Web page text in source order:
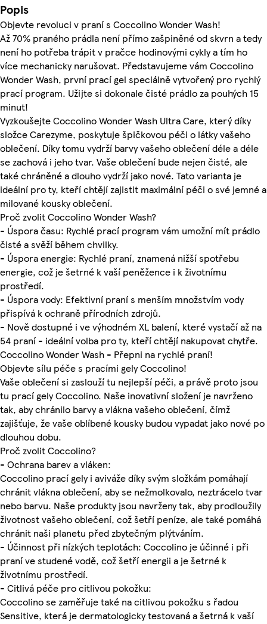
Popis
Objevte revoluci v praní s Coccolino Wonder Wash!
Až 70% praného prádla není přímo zašpiněné od skvrn a tedy
není ho potřeba trápit v pračce hodinovými cykly a tím ho
více mechanicky narušovat. Představujeme vám Coccolino
Wonder Wash, první prací gel speciálně vytvořený pro rychlý
prací program. Užijte si dokonale čisté prádlo za pouhých 15
minut!
Vyzkoušejte Coccolino Wonder Wash Ultra Care, který díky
složce Carezyme, poskytuje špičkovou péči o látky vašeho
oblečení. Díky tomu vydrží barvy vašeho oblečení déle a déle
se zachová i jeho tvar. Vaše oblečení bude nejen čisté, ale
také chráněné a dlouho vydrží jako nové. Tato varianta je
ideální pro ty, kteří chtějí zajistit maximální péči o své jemné a
milované kousky oblečení.
Proč zvolit Coccolino Wonder Wash?
- Úspora času: Rychlé prací program vám umožní mít prádlo
čisté a svěží během chvilky.
- Úspora energie: Rychlé praní, znamená nižší spotřebu
energie, což je šetrné k vaší peněžence i k životnímu
prostředí.
- Úspora vody: Efektivní praní s menším množstvím vody
přispívá k ochraně přírodních zdrojů.
- Nově dostupné i ve výhodném XL balení, které vystačí až na
54 praní - ideální volba pro ty, kteří chtějí nakupovat chytře.
Coccolino Wonder Wash - Přepni na rychlé praní!
Objevte sílu péče s pracími gely Coccolino!
Vaše oblečení si zaslouží tu nejlepší péči, a právě proto jsou
tu prací gely Coccolino. Naše inovativní složení je navrženo
tak, aby chránilo barvy a vlákna vašeho oblečení, čímž
zajišťuje, že vaše oblíbené kousky budou vypadat jako nové po
dlouhou dobu.
Proč zvolit Coccolino?
- Ochrana barev a vláken:
Coccolino prací gely i aviváže díky svým složkám pomáhají
chránit vlákna oblečení, aby se nežmolkovalo, neztrácelo tvar
nebo barvu. Naše produkty jsou navrženy tak, aby prodloužily
životnost vašeho oblečení, což šetří peníze, ale také pomáhá
chránit naši planetu před zbytečným plýtváním.
- Účinnost při nízkých teplotách: Coccolino je účinné i při
praní ve studené vodě, což šetří energii a je šetrné k
životnímu prostředí.
- Citlivá péče pro citlivou pokožku:
Coccolino se zaměřuje také na citlivou pokožku s řadou
Sensitive, která je dermatologicky testovaná a šetrná k vaší